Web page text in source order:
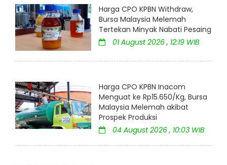
Harga CPO KPBN Withdraw,
Bursa Malaysia Melemah
Tertekan Minyak Nabati Pesaing
01 August 2026 , 12:19 WIB
Harga CPO KPBN Inacom
Menguat ke Rp15.650/Kg, Bursa
Malaysia Melemah akibat
Prospek Produksi
04 August 2026 , 10:03 WIB